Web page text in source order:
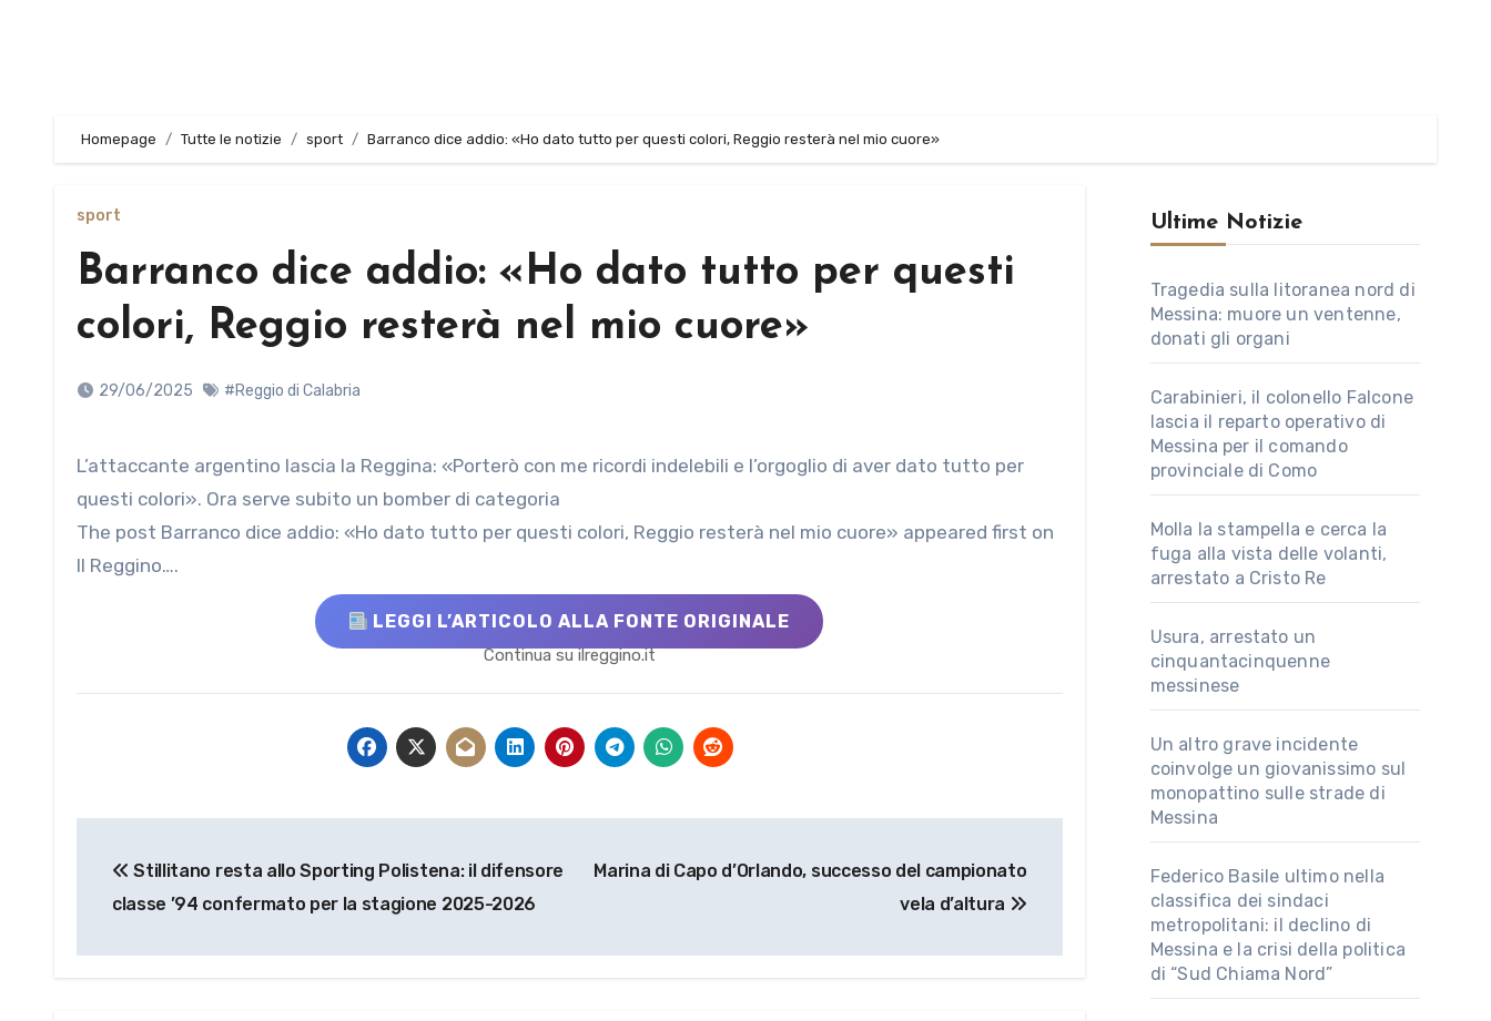
Homepage Tutte le notizie sport Barranco dice addio: «Ho dato tutto per questi colori, Reggio resterà nel mio cuore»
sport
Barranco dice addio: «Ho dato tutto per questi
colori, Reggio resterà nel mio cuore»
29/06/2025 #Reggio di Calabria
L’attaccante argentino lascia la Reggina: «Porterò con me ricordi indelebili e l’orgoglio di aver dato tutto per
questi colori». Ora serve subito un bomber di categoria
The post Barranco dice addio: «Ho dato tutto per questi colori, Reggio resterà nel mio cuore» appeared first on
Il Reggino….
LEGGI L’ARTICOLO ALLA FONTE ORIGINALE
Continua su ilreggino.it
articoli
Stillitano resta allo Sporting Polistena: il difensore
classe ’94 confermato per la stagione 2025-2026
Marina di Capo d’Orlando, successo del campionato
vela d’altura
Ultime Notizie
Tragedia sulla litoranea nord di
Messina: muore un ventenne,
donati gli organi
Carabinieri, il colonello Falcone
lascia il reparto operativo di
Messina per il comando
provinciale di Como
Molla la stampella e cerca la
fuga alla vista delle volanti,
arrestato a Cristo Re
Usura, arrestato un
cinquantacinquenne
messinese
Un altro grave incidente
coinvolge un giovanissimo sul
monopattino sulle strade di
Messina
Federico Basile ultimo nella
classifica dei sindaci
metropolitani: il declino di
Messina e la crisi della politica
di “Sud Chiama Nord”